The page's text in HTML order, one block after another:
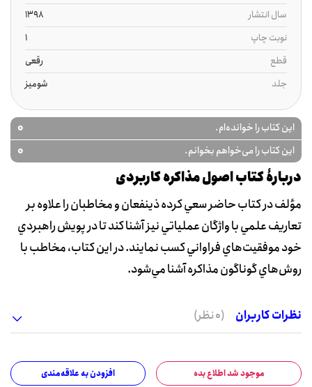
سال انتشار
1398
نوبت چاپ
1
قطع
رقعی
جلد
شومیز
این کتاب را خوانده‌ام. 0
این کتاب را می‌خواهم بخوانم. 0
دربارۀ کتاب اصول مذاکره کاربردی
مؤلف در کتاب حاضر سعي کرده ذينفعان و مخاطبان را علاوه بر
تعاريف علمي با واژگان عملياتي نيز آشنا کند تا در پويش راهبردي
خود موفقيت‌هاي فراواني کسب نمايند. در اين کتاب، مخاطب با
روش‌هاي گوناگون مذاکره آشنا مي‌شود.
نظرات کاربران (0 نظر)
موجود شد اطلاع بده افزودن به علاقه‌مندی